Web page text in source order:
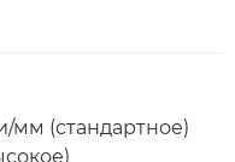
мм (стандартное)